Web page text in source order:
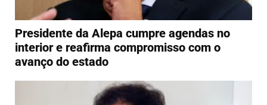
Presidente da Alepa cumpre agendas no
interior e reafirma compromisso com o
avanço do estado